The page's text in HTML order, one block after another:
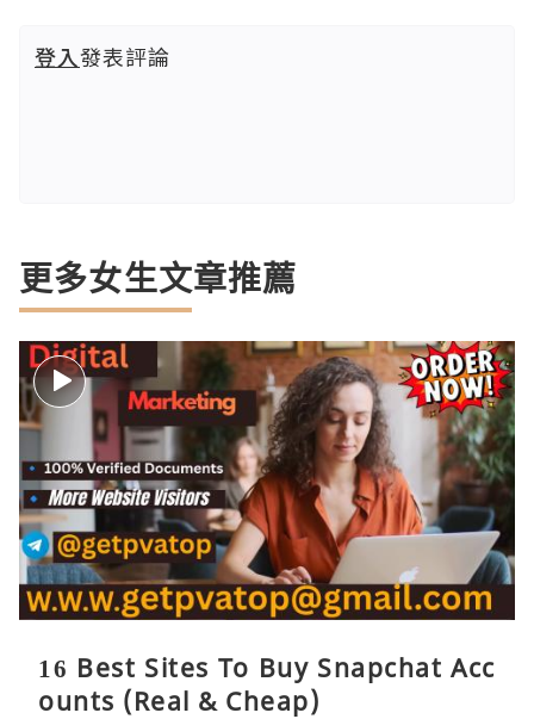
登入發表評論
更多女生文章推薦
16 Best Sites To Buy Snapchat Acc
ounts (Real & Cheap)